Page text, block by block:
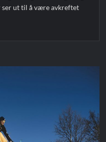
ser ut til å være avkreftet